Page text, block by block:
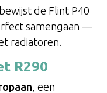
de Flint P40
samengaan —
radiatoren.
R290
, een